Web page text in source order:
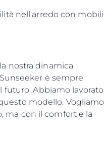
nell'arredo con mobili
nostra dinamica
è sempre
Abbiamo lavorato
modello. Vogliamo
ma con il comfort e la